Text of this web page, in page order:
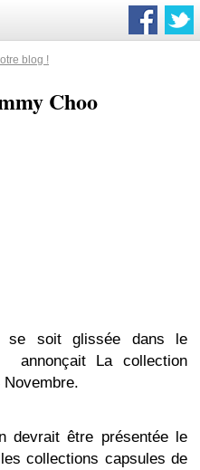
blog !
Choo
se soit glissée dans le
annonçait La collection
Novembre.
devrait être présentée le
collections capsules de